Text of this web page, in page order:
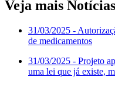
Veja mais Notícias
31/03/2025 -
de medicamentos
31/03/2025 - Projeto
uma lei que já existe,